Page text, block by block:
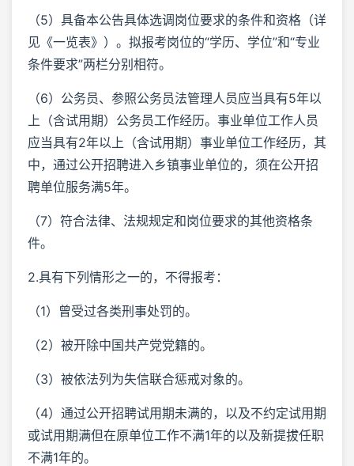
（5）具备本公告具体选调岗位要求的条件和资格（详
见《一览表》）。拟报考岗位的“学历、学位”和“专业
条件要求”两栏分别相符。
（6）公务员、参照公务员法管理人员应当具有5年以
上（含试用期）公务员工作经历。事业单位工作人员
应当具有2年以上（含试用期）事业单位工作经历，其
中，通过公开招聘进入乡镇事业单位的，须在公开招
聘单位服务满5年。
（7）符合法律、法规规定和岗位要求的其他资格条
件。
2.具有下列情形之一的，不得报考：
（1）曾受过各类刑事处罚的。
（2）被开除中国共产党党籍的。
（3）被依法列为失信联合惩戒对象的。
（4）通过公开招聘试用期未满的，以及不约定试用期
或试用期满但在原单位工作不满1年的以及新提拔任职
不满1年的。